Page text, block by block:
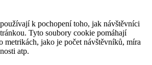
k pochopení toho, jak návštěvníci
Tyto soubory cookie pomáhají
metrikách, jako je počet návštěvníků, míra
atp.